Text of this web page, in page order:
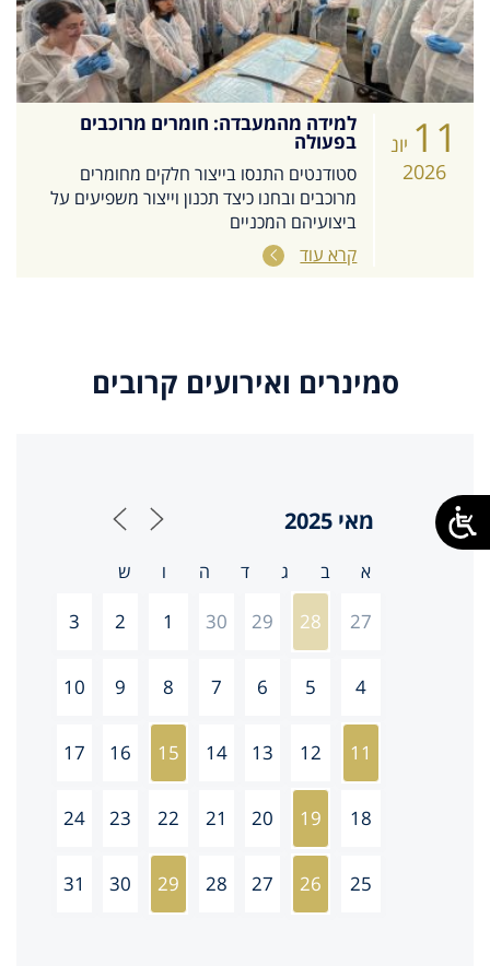
11 יונ
2026
למידה מהמעבדה: חומרים מרוכבים
בפעולה
סטודנטים התנסו בייצור חלקים מחומרים
מרוכבים ובחנו כיצד תכנון וייצור משפיעים על
ביצועיהם המכניים
קרא עוד
סמינרים ואירועים קרובים
27
28
29
30
1
2
3
4
5
6
7
8
9
10
11
12
13
14
15
16
17
18
19
20
21
22
23
24
25
26
27
28
29
30
31